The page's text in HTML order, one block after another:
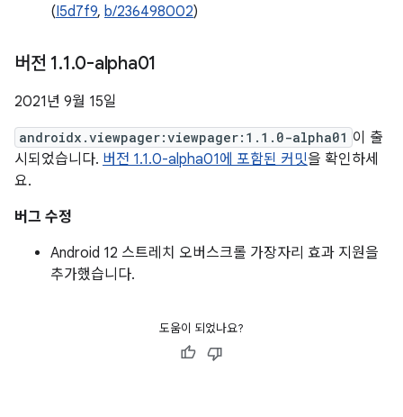
(I5d7f9, b/236498002)
버전 1.1.0-alpha01
2021년 9월 15일
androidx.viewpager:viewpager:1.1.0-alpha01 이 출
시되었습니다. 버전 1.1.0-alpha01에 포함된 커밋을 확인하세
요.
버그 수정
Android 12 스트레치 오버스크롤 가장자리 효과 지원을
추가했습니다.
도움이 되었나요?